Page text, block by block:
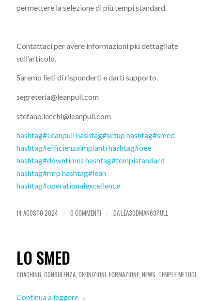
permettere la selezione di più tempi standard.
Contattaci per avere informazioni più dettagliate
sull’articolo.
Saremo lieti di risponderti e darti supporto.
segreteria@leanpull.com
stefano.lecchi@leanpull.com
hashtag#Leanpullhashtag#setup hashtag#smed
hashtag#efficienzaimpiantihashtag#oee
hashtag#downtimes hashtag#tempistandard
hashtag#mrp hashtag#lean
hashtag#operationalexcellence
14 AGOSTO 2024 / 0 COMMENTI / DALEA39DMAN69PULL
LO SMED
COACHING CONSULENZA, DEFINIZIONI FORMAZIONE, NEWS TEMPI E METODI
Continua a leggere